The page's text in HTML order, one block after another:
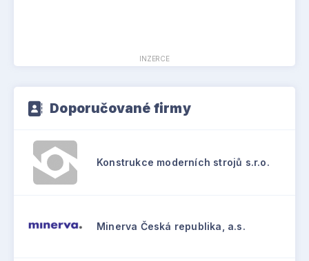
INZERCE
Doporučované firmy
Konstrukce moderních strojů s.r.o.
Minerva Česká republika, a.s.